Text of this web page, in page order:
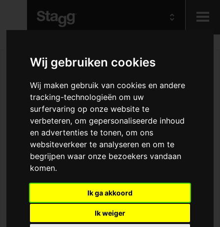
Wij gebruiken cookies
Wij maken gebruik van cookies en andere
tracking-technologieën om uw
surfervaring op onze website te
verbeteren, om gepersonaliseerde inhoud
en advertenties te tonen, om ons
websiteverkeer te analyseren en om te
begrijpen waar onze bezoekers vandaan
komen.
Ik ga akkoord
Ik weiger
Audio &
Lighting